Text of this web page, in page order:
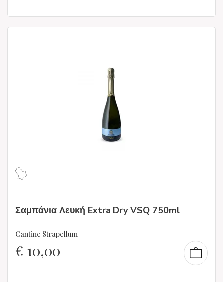
Σαμπάνια Λευκή Extra Dry VSQ 750ml
Cantine Strapellum
€ 10,00